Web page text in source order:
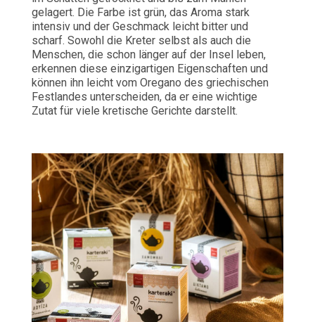
gelagert. Die Farbe ist grün, das Aroma stark
intensiv und der Geschmack leicht bitter und
scharf. Sowohl die Kreter selbst als auch die
Menschen, die schon länger auf der Insel leben,
erkennen diese einzigartigen Eigenschaften und
können ihn leicht vom Oregano des griechischen
Festlandes unterscheiden, da er eine wichtige
Zutat für viele kretische Gerichte darstellt.